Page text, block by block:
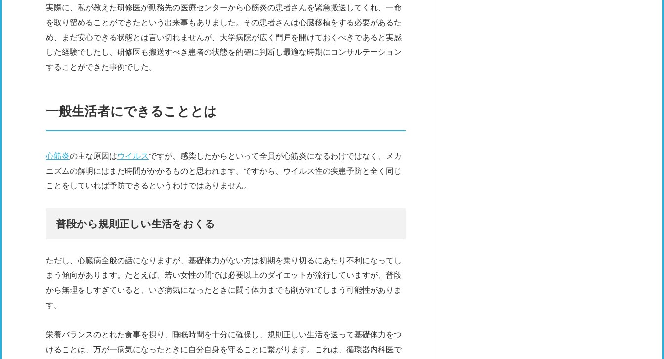
実際に、私が教えた研修医が勤務先の医療センターから心筋炎の患者さんを緊急搬送してくれ、一命
を取り留めることができたという出来事もありました。その患者さんは心臓移植をする必要があるた
め、まだ安心できる状態とは言い切れませんが、大学病院が広く門戸を開けておくべきであると実感
した経験でしたし、研修医も搬送すべき患者の状態を的確に判断し最適な時期にコンサルテーション
することができた事例でした。
一般生活者にできることとは
心筋炎の主な原因はウイルスですが、感染したからといって全員が心筋炎になるわけではなく、メカ
ニズムの解明にはまだ時間がかかるものと思われます。ですから、ウイルス性の疾患予防と全く同じ
ことをしていれば予防できるというわけではありません。
普段から規則正しい生活をおくる
ただし、心臓病全般の話になりますが、基礎体力がない方は初期を乗り切るにあたり不利になってし
まう傾向があります。たとえば、若い女性の間では必要以上のダイエットが流行していますが、普段
から無理をしすぎていると、いざ病気になったときに闘う体力までも削がれてしまう可能性がありま
す。
栄養バランスのとれた食事を摂り、睡眠時間を十分に確保し、規則正しい生活を送って基礎体力をつ
けることは、万が一病気になったときに自分自身を守ることに繋がります。これは、循環器内科医で